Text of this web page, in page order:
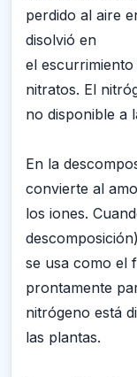
perdido al aire
disolvió en
el
nitratos. El
no disponible a
En la
convierte al
los iones.
descomposición)
se usa como el
prontamente
nitrógeno está
las plantas.